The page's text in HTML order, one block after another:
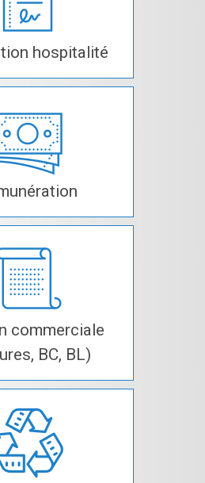
hospitalité
commerciale
BC, BL)